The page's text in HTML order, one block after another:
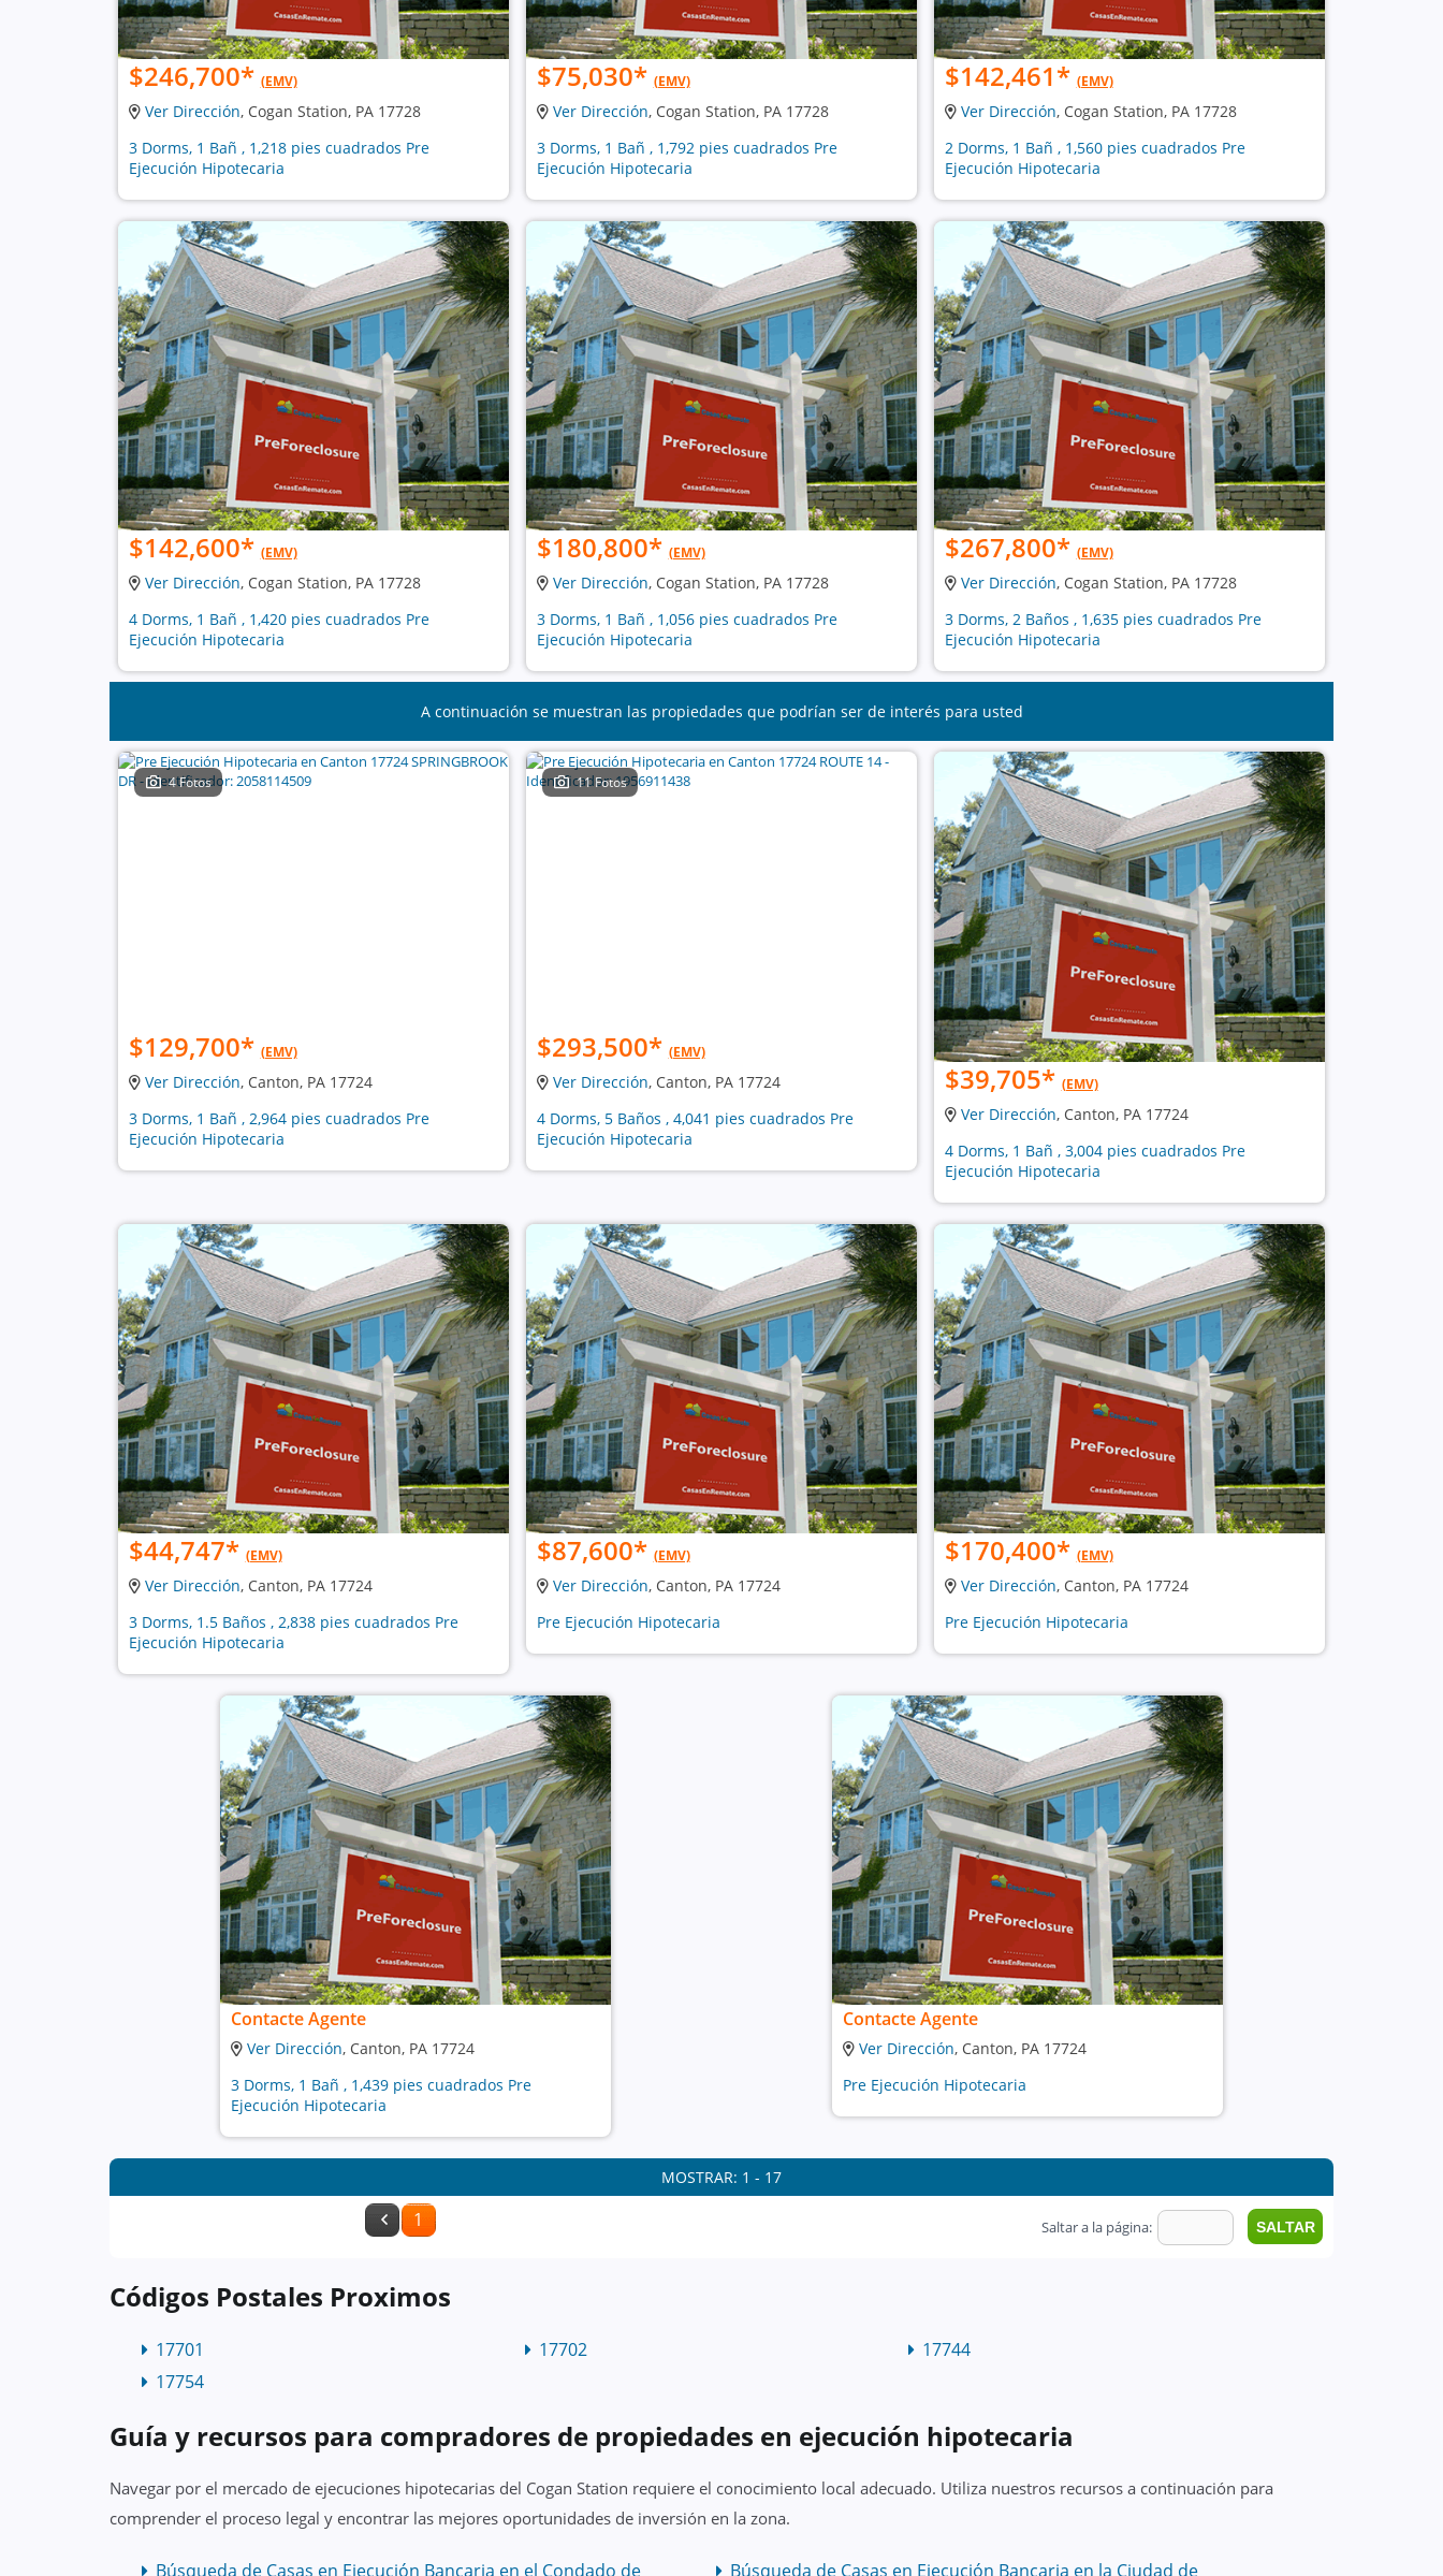
$246,700* (EMV)
Ver Dirección, Cogan Station, PA 17728
3 Dorms, 1 Bañ , 1,218 pies cuadrados Pre
Ejecución Hipotecaria
$75,030* (EMV)
Ver Dirección, Cogan Station, PA 17728
3 Dorms, 1 Bañ , 1,792 pies cuadrados Pre
Ejecución Hipotecaria
$142,461* (EMV)
Ver Dirección, Cogan Station, PA 17728
2 Dorms, 1 Bañ , 1,560 pies cuadrados Pre
Ejecución Hipotecaria
$142,600* (EMV)
Ver Dirección, Cogan Station, PA 17728
4 Dorms, 1 Bañ , 1,420 pies cuadrados Pre
Ejecución Hipotecaria
$180,800* (EMV)
Ver Dirección, Cogan Station, PA 17728
3 Dorms, 1 Bañ , 1,056 pies cuadrados Pre
Ejecución Hipotecaria
$267,800* (EMV)
Ver Dirección, Cogan Station, PA 17728
3 Dorms, 2 Baños , 1,635 pies cuadrados Pre
Ejecución Hipotecaria
A continuación se muestran las propiedades que podrían ser de interés para usted
4 Fotos
$129,700* (EMV)
Ver Dirección, Canton, PA 17724
3 Dorms, 1 Bañ , 2,964 pies cuadrados Pre
Ejecución Hipotecaria
11 Fotos
$293,500* (EMV)
Ver Dirección, Canton, PA 17724
4 Dorms, 5 Baños , 4,041 pies cuadrados Pre
Ejecución Hipotecaria
$39,705* (EMV)
Ver Dirección, Canton, PA 17724
4 Dorms, 1 Bañ , 3,004 pies cuadrados Pre
Ejecución Hipotecaria
$44,747* (EMV)
Ver Dirección, Canton, PA 17724
3 Dorms, 1.5 Baños , 2,838 pies cuadrados Pre
Ejecución Hipotecaria
$87,600* (EMV)
Ver Dirección, Canton, PA 17724
Pre Ejecución Hipotecaria
$170,400* (EMV)
Ver Dirección, Canton, PA 17724
Pre Ejecución Hipotecaria
Contacte Agente
Ver Dirección, Canton, PA 17724
3 Dorms, 1 Bañ , 1,439 pies cuadrados Pre
Ejecución Hipotecaria
Contacte Agente
Ver Dirección, Canton, PA 17724
Pre Ejecución Hipotecaria
MOSTRAR: 1 - 17
Saltar a la página:
1
Códigos Postales Proximos
17701 17702
17744
17754
Guía y recursos para compradores de propiedades en ejecución hipotecaria
Navegar por el mercado de ejecuciones hipotecarias del Cogan Station requiere el conocimiento local adecuado. Utiliza nuestros recursos a continuación para
comprender el proceso legal y encontrar las mejores oportunidades de inversión en la zona.
Búsqueda de Casas en Ejecución Bancaria en el Condado de Búsqueda de Casas en Ejecución Bancaria en la Ciudad de